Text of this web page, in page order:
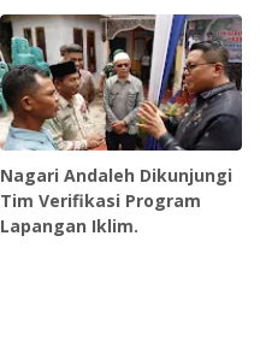
Nagari Andaleh Dikunjungi
Tim Verifikasi Program
Lapangan Iklim.